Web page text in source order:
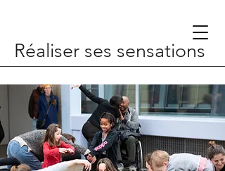
Réaliser ses sensations